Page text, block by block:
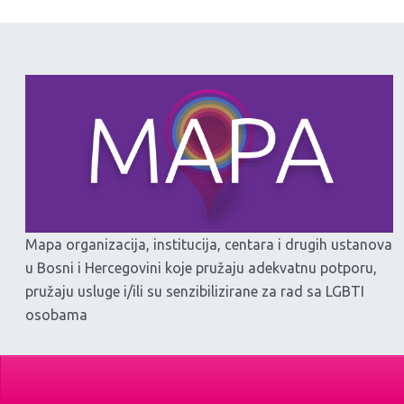
Mapa organizacija, institucija, centara i drugih ustanova
u Bosni i Hercegovini koje pružaju adekvatnu potporu,
pružaju usluge i/ili su senzibilizirane za rad sa LGBTI
osobama